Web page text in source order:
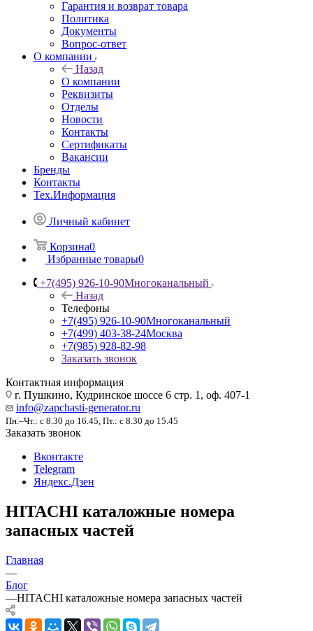
Гарантия и возврат товара
Политика
Документы
Вопрос-ответ
О компании
Назад
О компании
Реквизиты
Отделы
Новости
Контакты
Сертификаты
Вакансии
Бренды
Контакты
Тех.Информация
Личный кабинет
Корзина0
Избранные товары0
+7(495) 926-10-90Многоканальный
Назад
Телефоны
+7(495) 926-10-90Многоканальный
+7(499) 403-38-24Москва
+7(985) 928-82-98
Заказать звонок
Контактная информация
г. Пушкино, Кудринское шоссе 6 стр. 1, оф. 407-1
info@zapchasti-generator.ru
Пн.–Чт.: с 8.30 до 16.45, Пт.: с 8.30 до 15.45
Заказать звонок
Вконтакте
Telegram
Яндекс.Дзен
HITACHI каталожные номера
запасных частей
Главная
—
Блог
—HITACHI каталожные номера запасных частей